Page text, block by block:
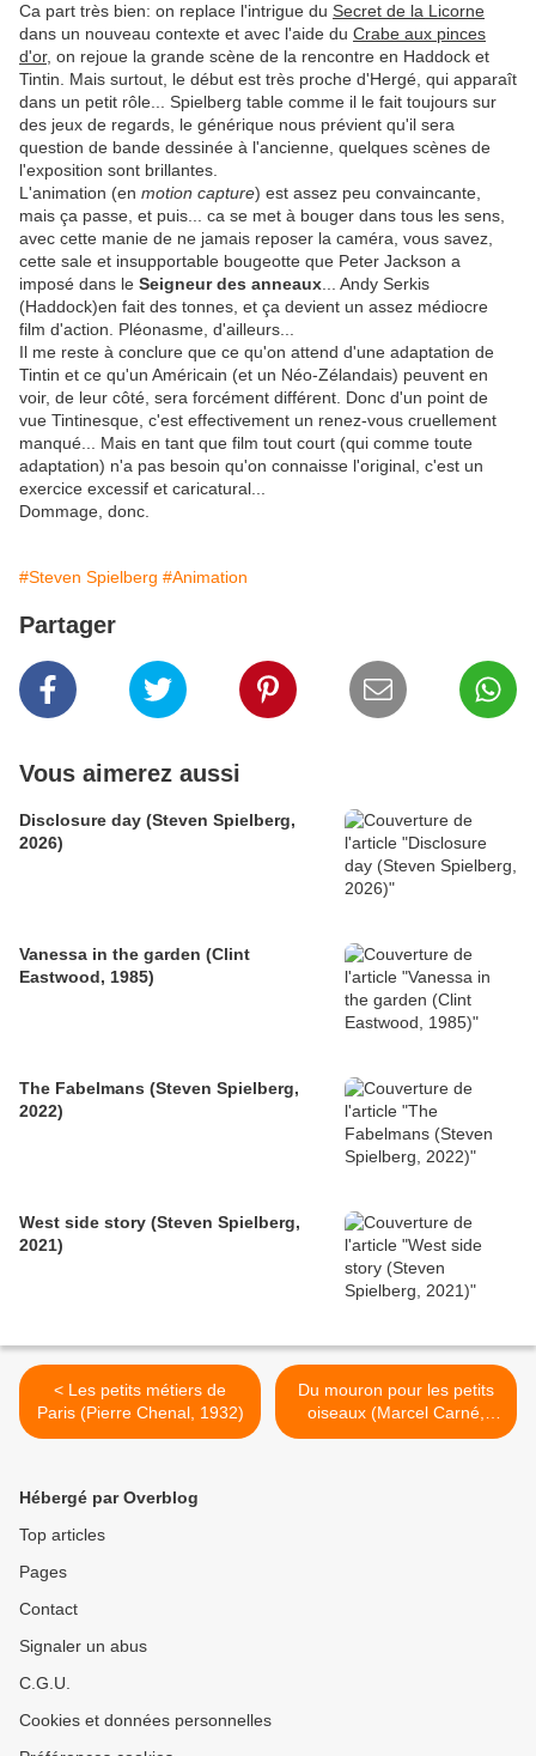
Ca part très bien: on replace l'intrigue du Secret de la Licorne
dans un nouveau contexte et avec l'aide du Crabe aux pinces
d'or, on rejoue la grande scène de la rencontre en Haddock et
Tintin. Mais surtout, le début est très proche d'Hergé, qui apparaît
dans un petit rôle... Spielberg table comme il le fait toujours sur
des jeux de regards, le générique nous prévient qu'il sera
question de bande dessinée à l'ancienne, quelques scènes de
l'exposition sont brillantes.
L'animation (en motion capture) est assez peu convaincante,
mais ça passe, et puis... ca se met à bouger dans tous les sens,
avec cette manie de ne jamais reposer la caméra, vous savez,
cette sale et insupportable bougeotte que Peter Jackson a
imposé dans le Seigneur des anneaux ... Andy Serkis
(Haddock)en fait des tonnes, et ça devient un assez médiocre
film d'action. Pléonasme, d'ailleurs...
Il me reste à conclure que ce qu'on attend d'une adaptation de
Tintin et ce qu'un Américain (et un Néo-Zélandais) peuvent en
voir, de leur côté, sera forcément différent. Donc d'un point de
vue Tintinesque, c'est effectivement un renez-vous cruellement
manqué... Mais en tant que film tout court (qui comme toute
adaptation) n'a pas besoin qu'on connaisse l'original, c'est un
exercice excessif et caricatural...
Dommage, donc.
#Steven Spielberg #Animation
Partager
Vous aimerez aussi
Disclosure day (Steven Spielberg,
2026)
Vanessa in the garden (Clint
Eastwood, 1985)
The Fabelmans (Steven Spielberg,
2022)
West side story (Steven Spielberg,
2021)
< Les petits métiers de
Paris (Pierre Chenal, 1932)
Du mouron pour les petits
oiseaux (Marcel Carné,
1963) >
Hébergé par Overblog
Top articles
Pages
Contact
Signaler un abus
C.G.U.
Cookies et données personnelles